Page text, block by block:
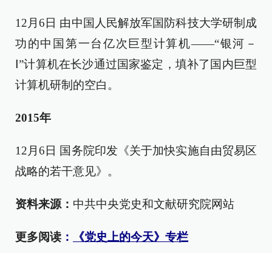
12月6日 由中国人民解放军国防科技大学研制成
功的中国第一台亿次巨型计算机——“银河－
Ⅰ”计算机在长沙通过国家鉴定，填补了国内巨型
计算机研制的空白。
2015年
12月6日 国务院印发《关于加快实施自由贸易区
战略的若干意见》。
资料来源： 中共中央党史和文献研究院网站
更多阅读 ： 《党史上的今天》专栏